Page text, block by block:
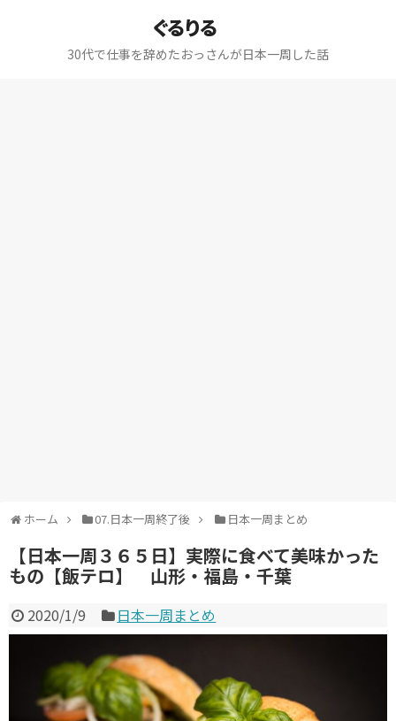
ぐるりる
30代で仕事を辞めたおっさんが日本一周した話
ホーム 07.日本一周終了後 日本一周まとめ
【日本一周３６５日】実際に食べて美味かった
もの【飯テロ】 山形・福島・千葉
2020/1/9 日本一周まとめ